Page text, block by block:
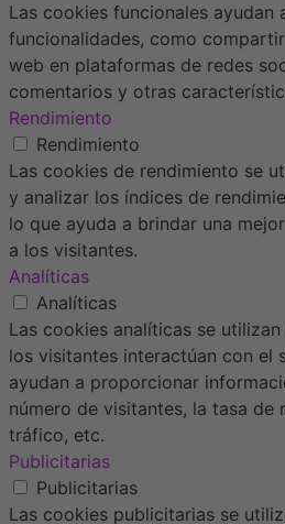
Las cookies funcionales ayudan
funcionalidades, como
web en plataformas de redes
comentarios y otras
Rendimiento
Rendimiento
Las cookies de rendimiento se
y analizar los índices de
lo que ayuda a brindar una
a los visitantes.
Analíticas
Analíticas
Las cookies analíticas se
los visitantes interactúan con el
ayudan a proporcionar
número de visitantes, la tasa de
tráfico, etc.
Publicitarias
Publicitarias
Las cookies publicitarias se